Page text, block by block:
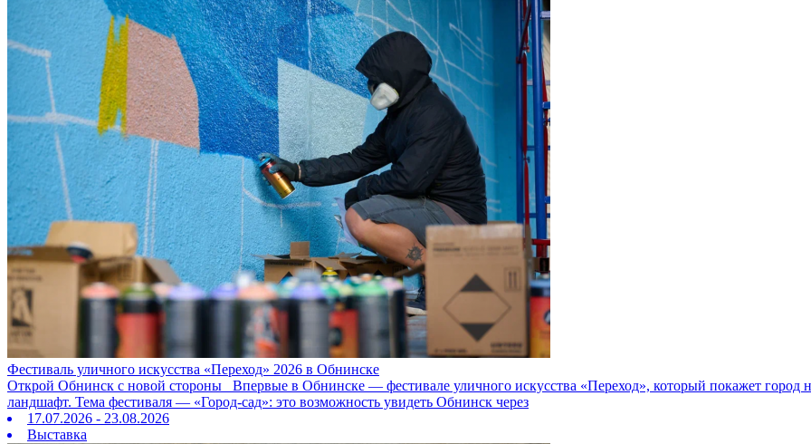
Фестиваль уличного искусства «Переход» 2026 в Обнинске
Открой Обнинск с новой стороны Впервые в Обнинске — фестивале уличного искусства «Переход», который покажет город
ландшафт. Тема фестиваля — «Город‑сад»: это возможность увидеть Обнинск через
17.07.2026 - 23.08.2026
Выставка